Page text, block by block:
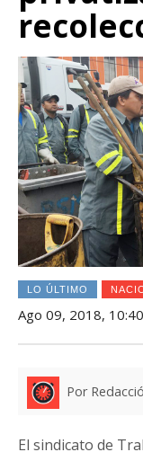
LO ÚLTIMO
Ago 09, 2018,
Por
El sindicato de